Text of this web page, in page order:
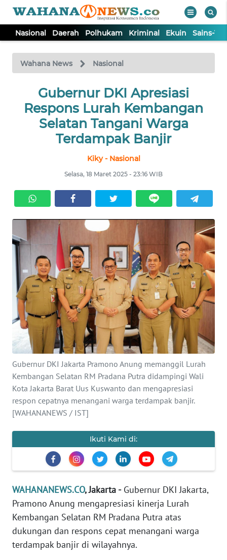
Nasional Daerah Polhukam Kriminal Ekuin Sains-
Wahana News Nasional
Gubernur DKI Apresiasi
Respons Lurah Kembangan
Selatan Tangani Warga
Terdampak Banjir
Kiky - Nasional
Selasa, 18 Maret 2025 - 23:16 WIB
Gubernur DKI Jakarta Pramono Anung memanggil Lurah
Kembangan Selatan RM Pradana Putra didampingi Wali
Kota Jakarta Barat Uus Kuswanto dan mengapresiasi
respon cepatnya menangani warga terdampak banjir.
[WAHANANEWS / IST]
Ikuti Kami di:
WAHANANEWS.CO, Jakarta -Gubernur DKI Jakarta,
Pramono Anung mengapresiasi kinerja Lurah
Kembangan Selatan RM Pradana Putra atas
dukungan dan respons cepat menangani warga
terdampak banjir di wilayahnya.
TV
Tutup
NASIONAL
DAERAH
EKUIN
SAINS-TEKNO
KESEHATAN
INTERNASIONAL
SERBA-SERBI
PENDIDIKAN
OLAHRAGA
OPINI
EDITORIAL
BERITA
KONTAK
KAMI